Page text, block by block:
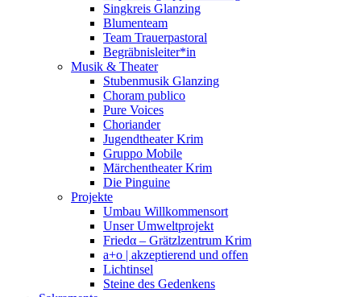
Singkreis Glanzing
Blumenteam
Team Trauerpastoral
Begräbnisleiter*in
Musik & Theater
Stubenmusik Glanzing
Choram publico
Pure Voices
Choriander
Jugendtheater Krim
Gruppo Mobile
Märchentheater Krim
Die Pinguine
Projekte
Umbau Willkommensort
Unser Umweltprojekt
Friedα – Grätzlzentrum Krim
a+o | akzeptierend und offen
Lichtinsel
Steine des Gedenkens